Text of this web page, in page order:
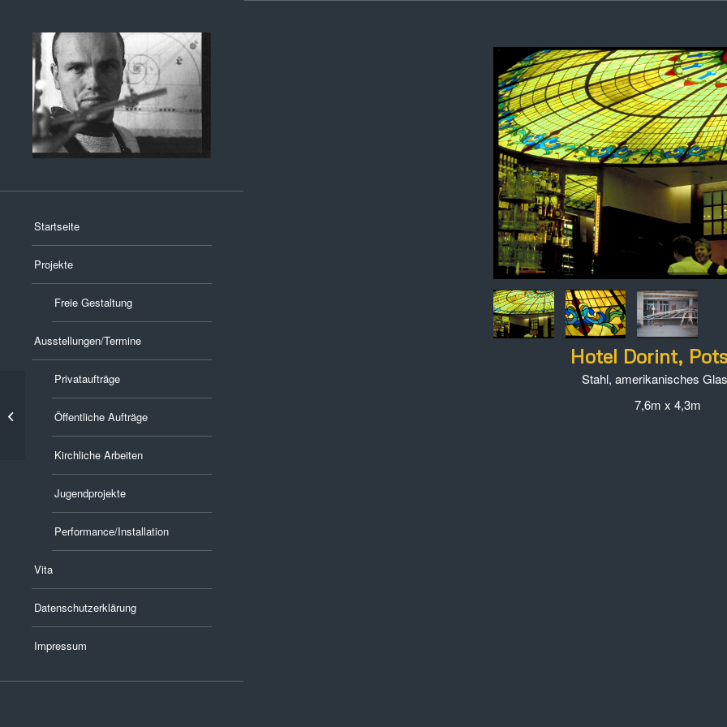
Startseite
Projekte
Freie Gestaltung
Ausstellungen/Termine
Privataufträge
Öffentliche Aufträge
Kirchliche Arbeiten
Jugendprojekte
Performance/Installation
Vita
Datenschutzerklärung
Impressum
Hotel Dorint,
Stahl, amerikanisches
7,6m x 4,3m
Indoor-Objekte